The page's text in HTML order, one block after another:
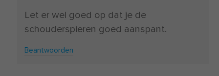
Let er wel goed op dat je de
schouderspieren goed aanspant.
Beantwoorden